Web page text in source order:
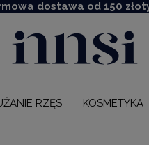
dostawa od 150
RZĘS KOSMETYKA